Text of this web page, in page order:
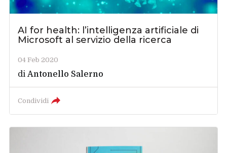
AI for health: l’intelligenza artificiale di
Microsoft al servizio della ricerca
04 Feb 2020
diAntonello Salerno
Condividi